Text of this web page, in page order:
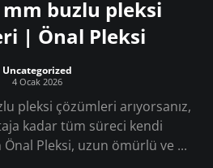
buzlu pleksi
| Önal Pleksi
Uncategorized
4 Ocak 2026
pleksi çözümleri arıyorsanız,
kadar tüm süreci kendi
Pleksi, uzun ömürlü ve ...